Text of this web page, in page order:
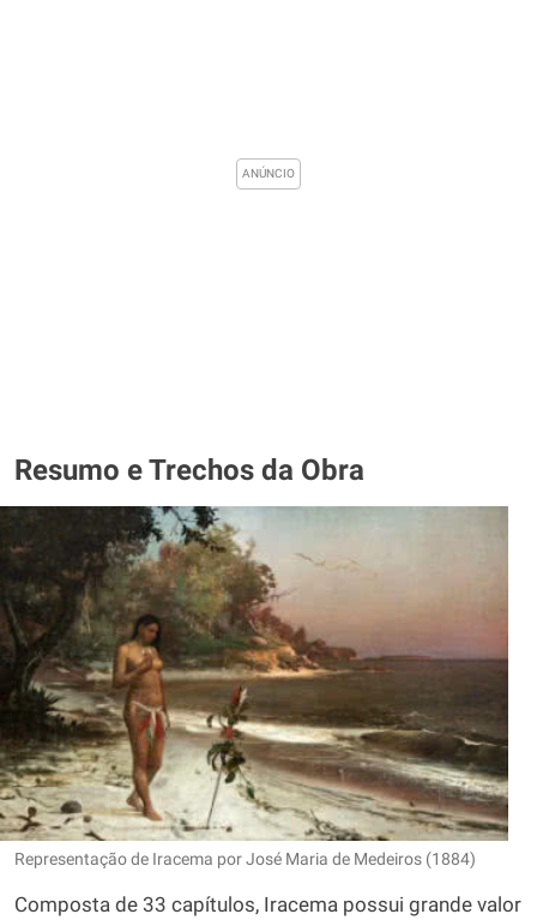
Resumo e Trechos da Obra
Representação de Iracema por José Maria de Medeiros (1884)
Composta de 33 capítulos, Iracema possui grande valor